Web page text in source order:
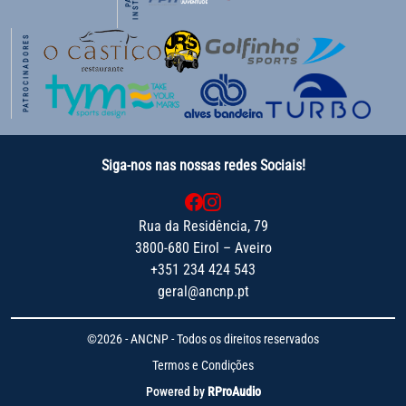
PATROCINADORES
Siga-nos nas nossas redes Sociais!
Rua da Residência, 79
3800-680 Eirol – Aveiro
+351 234 424 543
geral@ancnp.pt
©2026 - ANCNP - Todos os direitos reservados
Termos e Condições
Powered by RProAudio